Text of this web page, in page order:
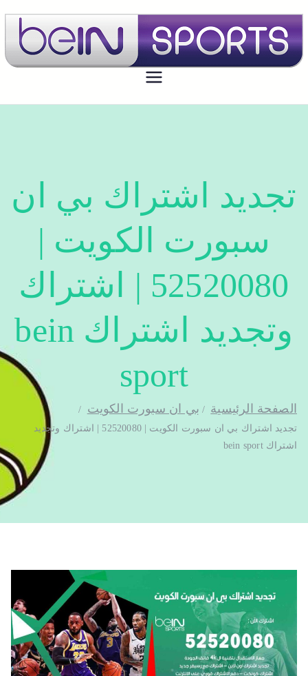
بي ان سبورت الكويت
تجديد اشتراك بي ان سبورت اون لاين
تجديد اشتراك بي ان
سبورت الكويت |
52520080 | اشتراك
وتجديد اشتراك bein
sport
الصفحة الرئيسية بي ان سبورت الكويت
تجديد اشتراك بي ان سبورت الكويت | 52520080 | اشتراك وتجديد
اشتراك bein sport